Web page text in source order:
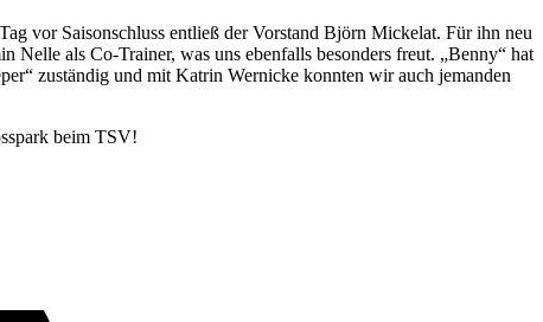
vor Saisonschluss entließ der Vorstand Björn Mickelat. Für ihn neu
als Co-Trainer, was uns ebenfalls besonders freut. „Benny“ hat
zuständig und mit Katrin Wernicke konnten wir auch jemanden
beim TSV!